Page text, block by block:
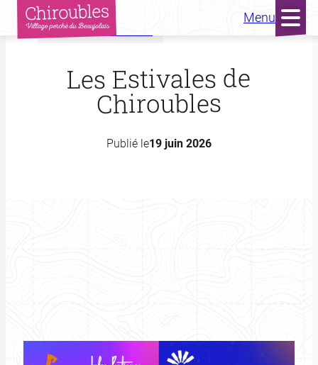
Aller
Menu
Accueil Actualités
Les Estivales de
Chiroubles
Publié le19 juin 2026